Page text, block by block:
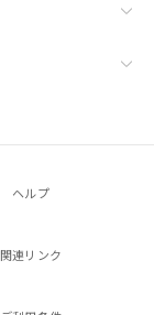
ヘルプ
関連リンク